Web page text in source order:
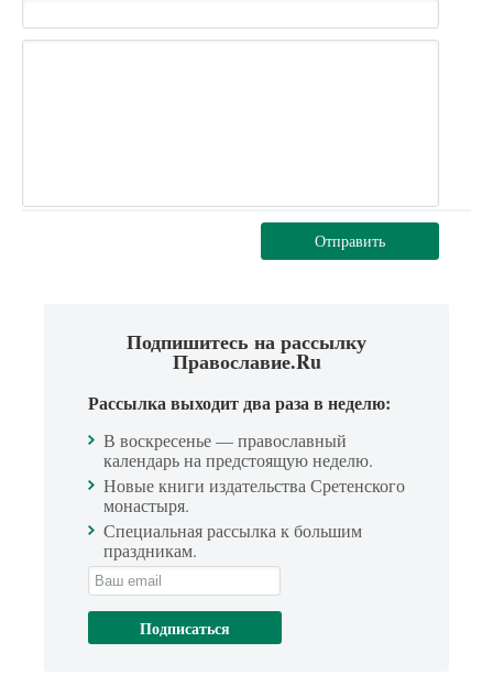
Отправить
Подпишитесь на рассылку
Православие.Ru
Рассылка выходит два раза в неделю:
В воскресенье — православный
календарь на предстоящую неделю.
Новые книги издательства Сретенского
монастыря.
Специальная рассылка к большим
праздникам.